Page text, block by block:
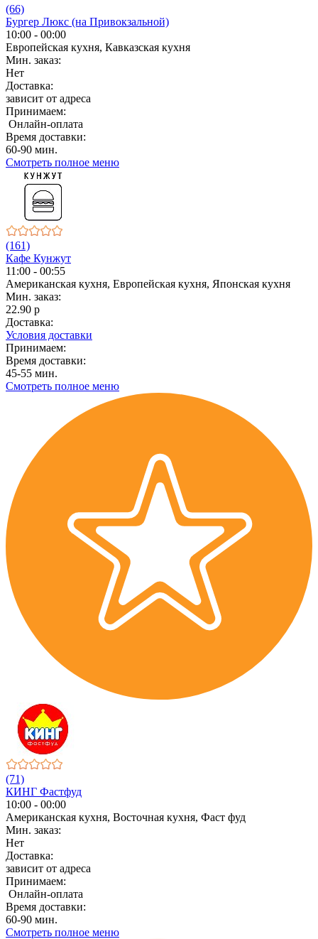
(66)
Бургер Люкс (на Привокзальной)
10:00 - 00:00
Европейская кухня, Кавказская кухня
Мин. заказ:
Нет
Доставка:
зависит от адреса
Принимаем:
Онлайн-оплата
Время доставки:
60-90 мин.
Смотреть полное меню
(161)
Кафе Кунжут
11:00 - 00:55
Американская кухня, Европейская кухня, Японская кухня
Мин. заказ:
22.90 р
Доставка:
Условия доставки
Принимаем:
Время доставки:
45-55 мин.
Смотреть полное меню
(71)
КИНГ Фастфуд
10:00 - 00:00
Американская кухня, Восточная кухня, Фаст фуд
Мин. заказ:
Нет
Доставка:
зависит от адреса
Принимаем:
Онлайн-оплата
Время доставки:
60-90 мин.
Смотреть полное меню